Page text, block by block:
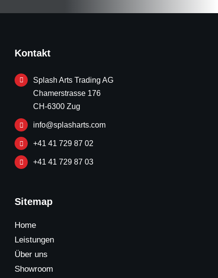
Kontakt
Splash Arts Trading AG
Chamerstrasse 176
CH-6300 Zug
info@splasharts.com
+41 41 729 87 02
+41 41 729 87 03
Sitemap
Home
Leistungen
Über uns
Showroom